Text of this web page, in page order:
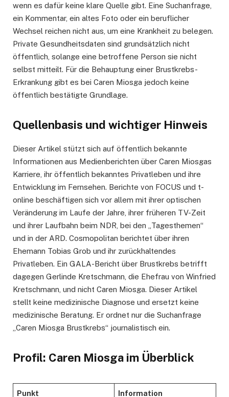
wenn es dafür keine klare Quelle gibt. Eine Suchanfrage,
ein Kommentar, ein altes Foto oder ein beruflicher
Wechsel reichen nicht aus, um eine Krankheit zu belegen.
Private Gesundheitsdaten sind grundsätzlich nicht
öffentlich, solange eine betroffene Person sie nicht
selbst mitteilt. Für die Behauptung einer Brustkrebs-
Erkrankung gibt es bei Caren Miosga jedoch keine
öffentlich bestätigte Grundlage.
Quellenbasis und wichtiger Hinweis
Dieser Artikel stützt sich auf öffentlich bekannte
Informationen aus Medienberichten über Caren Miosgas
Karriere, ihr öffentlich bekanntes Privatleben und ihre
Entwicklung im Fernsehen. Berichte von FOCUS und t-
online beschäftigen sich vor allem mit ihrer optischen
Veränderung im Laufe der Jahre, ihrer früheren TV-Zeit
und ihrer Laufbahn beim NDR, bei den „Tagesthemen“
und in der ARD. Cosmopolitan berichtet über ihren
Ehemann Tobias Grob und ihr zurückhaltendes
Privatleben. Ein GALA-Bericht über Brustkrebs betrifft
dagegen Gerlinde Kretschmann, die Ehefrau von Winfried
Kretschmann, und nicht Caren Miosga. Dieser Artikel
stellt keine medizinische Diagnose und ersetzt keine
medizinische Beratung. Er ordnet nur die Suchanfrage
„Caren Miosga Brustkrebs“ journalistisch ein.
Profil: Caren Miosga im Überblick
Punkt Information